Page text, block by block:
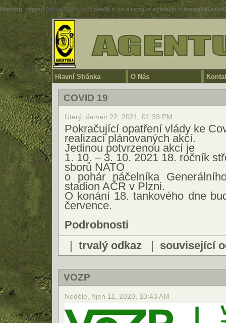
Warning: strpos() [function.strpos]: needle is not a string or an integer in/home/ci5.cz/
Hlavní Stránka O Nás
COVID 19
Úterý, červen 22, 2021, 01:39 PM
Pokračující opatření vlády ke
realizaci plánovaných akcí.
Jedinou potvrzenou akcí je
1. 10. – 3. 10. 2021 18. ročník
sborů NATO
o pohár náčelníka
stadion AČR v Plzni.
O konání 18. tankového dne
července.
Podrobnosti
| trvalý odkaz| související
VOZP
Neděle, říjen 11, 2020, 10:43 AM